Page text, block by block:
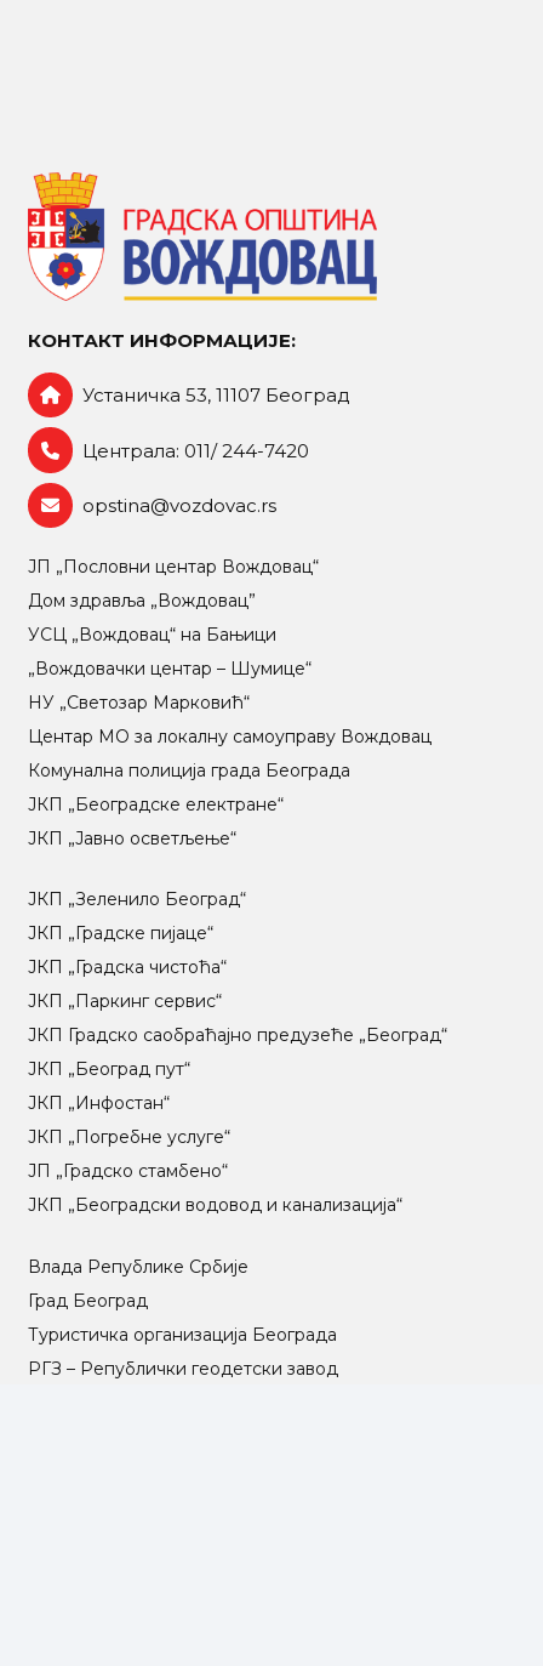
КОНТАКТ ИНФОРМАЦИЈЕ:
Устаничка 53, 11107 Београд
Централа: 011/ 244-7420
opstina@vozdovac.rs
ЈП „Пословни центар Вождовац“
Дом здравља „Вождовац”
УСЦ „Вождовац“ на Бањици
„Вождовачки центар – Шумице“
НУ „Светозар Марковић“
Центар МO за локалну самоуправу Вождовац
Комунална полиција града Београда
ЈКП „Београдске електране“
ЈКП „Јавно осветљење“
ЈКП „Зеленило Београд“
ЈКП „Градске пијаце“
ЈКП „Градска чистоћа“
ЈКП „Паркинг сервис“
ЈКП Градско саобраћајно предузеће „Београд“
ЈКП „Београд пут“
ЈКП „Инфостан“
ЈКП „Погребне услуге“
ЈП „Градско стамбено“
ЈКП „Београдски водовод и канализација“
Влада Републике Србије
Град Београд
Туристичка организација Београда
РГЗ – Републички геодетски завод